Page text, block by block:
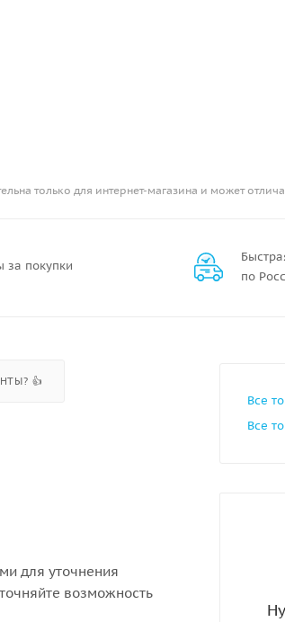
только для интернет-магазина и может
за покупки
по
👍
для уточнения
возможность
Все
Все